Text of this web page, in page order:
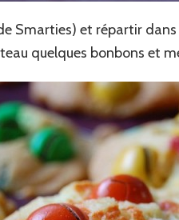
Smarties) et répartir
quelques bonbons et